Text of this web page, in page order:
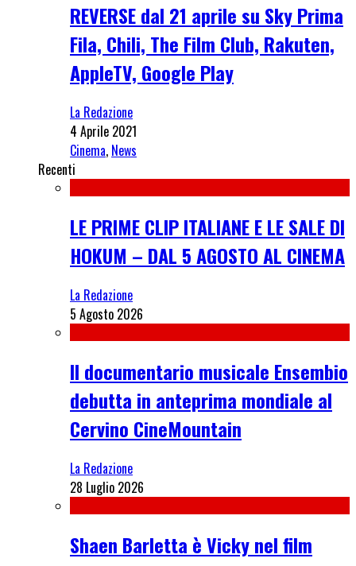
REVERSE dal 21 aprile su Sky Prima
Fila, Chili, The Film Club, Rakuten,
AppleTV, Google Play
La Redazione
4 Aprile 2021
Cinema, News
Recenti
LE PRIME CLIP ITALIANE E LE SALE DI
HOKUM – DAL 5 AGOSTO AL CINEMA
La Redazione
5 Agosto 2026
Il documentario musicale Ensembio
debutta in anteprima mondiale al
Cervino CineMountain
La Redazione
28 Luglio 2026
Shaen Barletta è Vicky nel film